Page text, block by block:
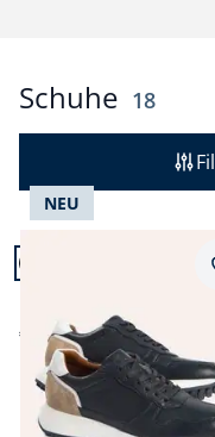
Schuhe 18
Artikel 1 von 18.
NEU
€ 99,99